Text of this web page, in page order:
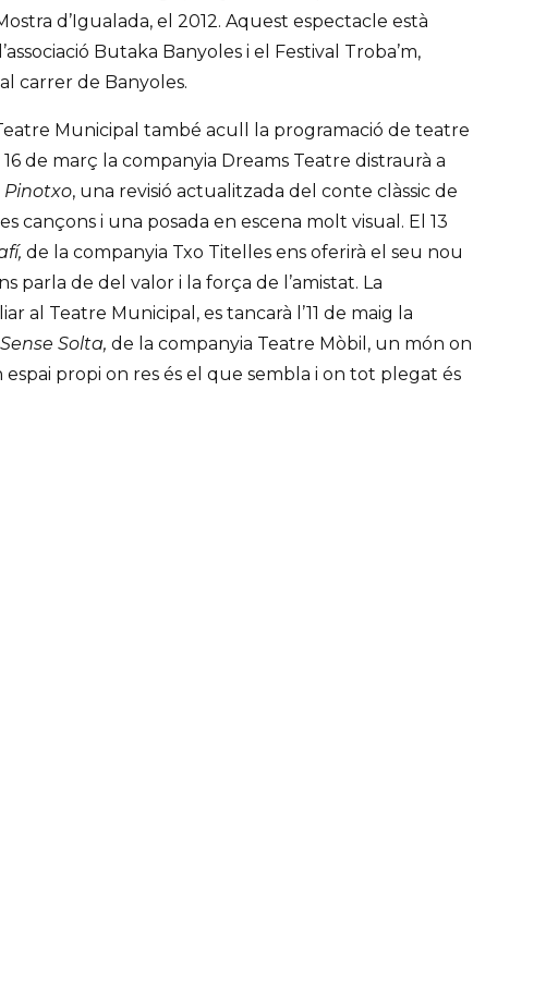
d’Igualada, el 2012. Aquest espectacle està
Butaka Banyoles i el Festival Troba’m,
carrer de Banyoles.
Municipal també acull la programació de teatre
de març la companyia Dreams Teatre distraurà a
Pinotxo, una revisió actualitzada del conte clàssic de
cançons i una posada en escena molt visual. El 13
de la companyia Txo Titelles ens oferirà el seu nou
parla de del valor i la força de l’amistat. La
al Teatre Municipal, es tancarà l’11 de maig la
Sense Solta, de la companyia Teatre Mòbil, un món on
espai propi on res és el que sembla i on tot plegat és